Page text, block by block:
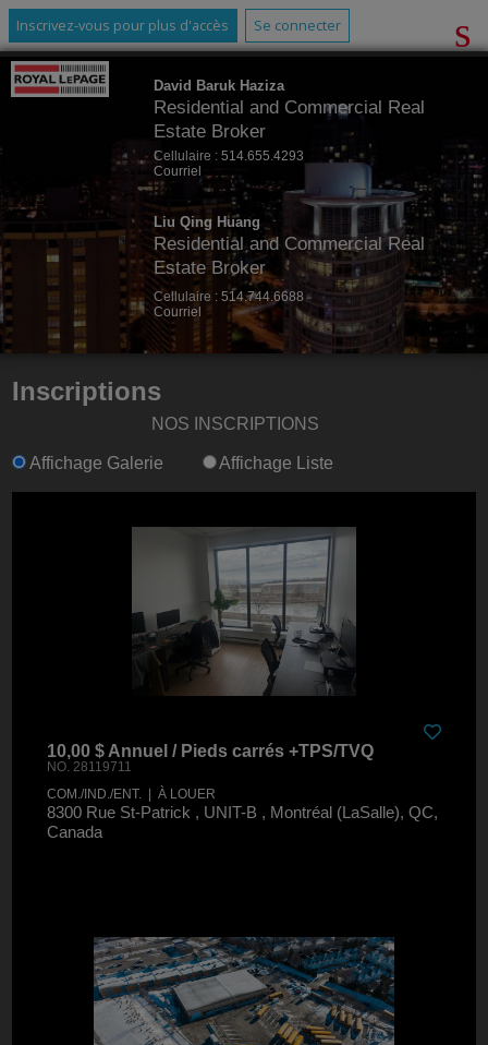
Inscrivez-vous pour plus d'accès Se connecter
David Baruk Haziza
Residential and Commercial Real
Estate Broker
Cellulaire : 514.655.4293
Courriel
Liu Qing Huang
Residential and Commercial Real
Estate Broker
Cellulaire : 514.744.6688
Courriel
Inscriptions
NOS INSCRIPTIONS
Affichage Galerie Affichage Liste
10,00 $ Annuel / Pieds carrés +TPS/TVQ
NO. 28119711
COM./IND./ENT. | À LOUER
8300 Rue St-Patrick , UNIT-B , Montréal (LaSalle), QC,
Canada